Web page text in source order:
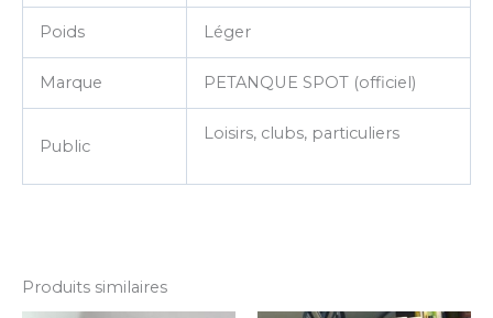
Poids Léger
Marque PETANQUE SPOT (officiel)
Public
Loisirs, clubs, particuliers
Produits similaires